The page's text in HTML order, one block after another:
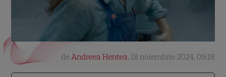
deAndreea Hentea, 18 noiembrie 2024, 09:18